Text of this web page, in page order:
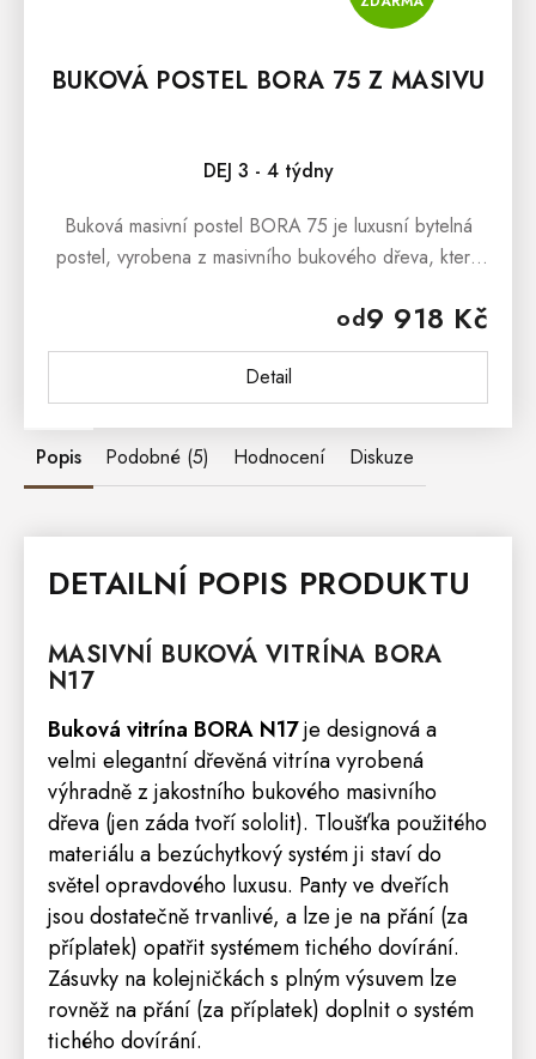
BUKOVÁ POSTEL BORA 75 Z MASIVU
DEJ 3 - 4 týdny
od9 918 Kč
Detail
Buková masivní postel BORA 75 je luxusní bytelná
postel, vyrobena z masivního bukového dřeva, která
provedením Buková...
Popis Podobné (5) Hodnocení Diskuze
DETAILNÍ POPIS PRODUKTU
MASIVNÍ BUKOVÁ VITRÍNA BORA
N17
Buková vitrína BORA N17je designová a
velmi elegantní dřevěná vitrína vyrobená
výhradně z jakostního bukového masivního
dřeva (jen záda tvoří sololit). Tloušťka použitého
materiálu a bezúchytkový systém ji staví do
světel opravdového luxusu. Panty ve dveřích
jsou dostatečně trvanlivé, a lze je na přání (za
příplatek) opatřit systémem tichého dovírání.
Zásuvky na kolejničkách s plným výsuvem lze
rovněž na přání (za příplatek) doplnit o systém
tichého dovírání.